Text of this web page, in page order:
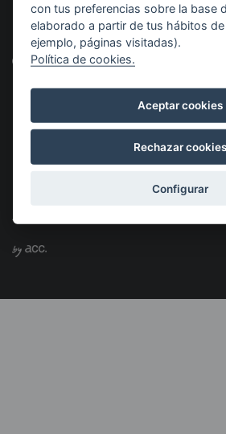
Desarrollado por Con el apoyo de
©2026 KSIGUNE. Todos los derechos
Menú
legales
Aviso Legal
con tus preferencias sobre la base
elaborado a partir de tus hábitos
ejemplo, páginas visitadas).
Política de cookies.
Aceptar cookies
Rechazar cookies
Configurar